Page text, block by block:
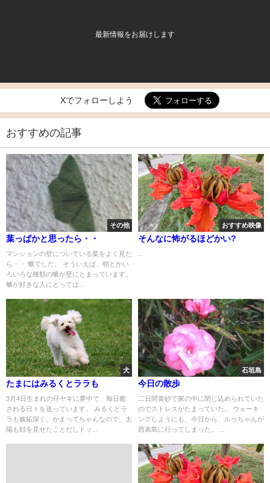
最新情報をお届けします
Xでフォローしよう
おすすめの記事
その他
葉っぱかと思ったら・・
マンションの壁についている葉をよく見た
ら・・ 蛾でした。 そういえば、朝とかい
ろいろな種類の蛾が壁にとまっています。
蛾が好きな人にとっては...
おすすめ映像
そんなに怖がるほどかい?
犬
たまにはみるくとララも
3月4日生まれの仔ヤギに夢中で、毎日癒
される日々を送っています。 みるくとラ
ラも嫉妬深く、かまってちゃんなので、太
陽も顔を見せたことだしドッ...
石垣島
今日の散歩
二日間黄砂で家の中に閉じ込められていた
のでストレスがたまっていた。 ウォーキ
ングしようにも、今日から、ルゥちゃんが
西表島に行ってしまった。 ...